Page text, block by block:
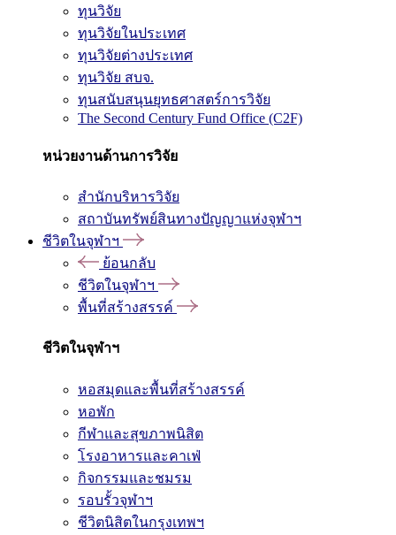
ทุนวิจัย
ทุนวิจัยในประเทศ
ทุนวิจัยต่างประเทศ
ทุนวิจัย สบจ.
ทุนสนับสนุนยุทธศาสตร์การวิจัย
The Second Century Fund Office (C2F)
หน่วยงานด้านการวิจัย
สำนักบริหารวิจัย
สถาบันทรัพย์สินทางปัญญาแห่งจุฬาฯ
ชีวิตในจุฬาฯ
ย้อนกลับ
ชีวิตในจุฬาฯ
พื้นที่สร้างสรรค์
ชีวิตในจุฬาฯ
หอสมุดและพื้นที่สร้างสรรค์
หอพัก
กีฬาและสุขภาพนิสิต
โรงอาหารและคาเฟ่
กิจกรรมและชมรม
รอบรั้วจุฬาฯ
ชีวิตนิสิตในกรุงเทพฯ